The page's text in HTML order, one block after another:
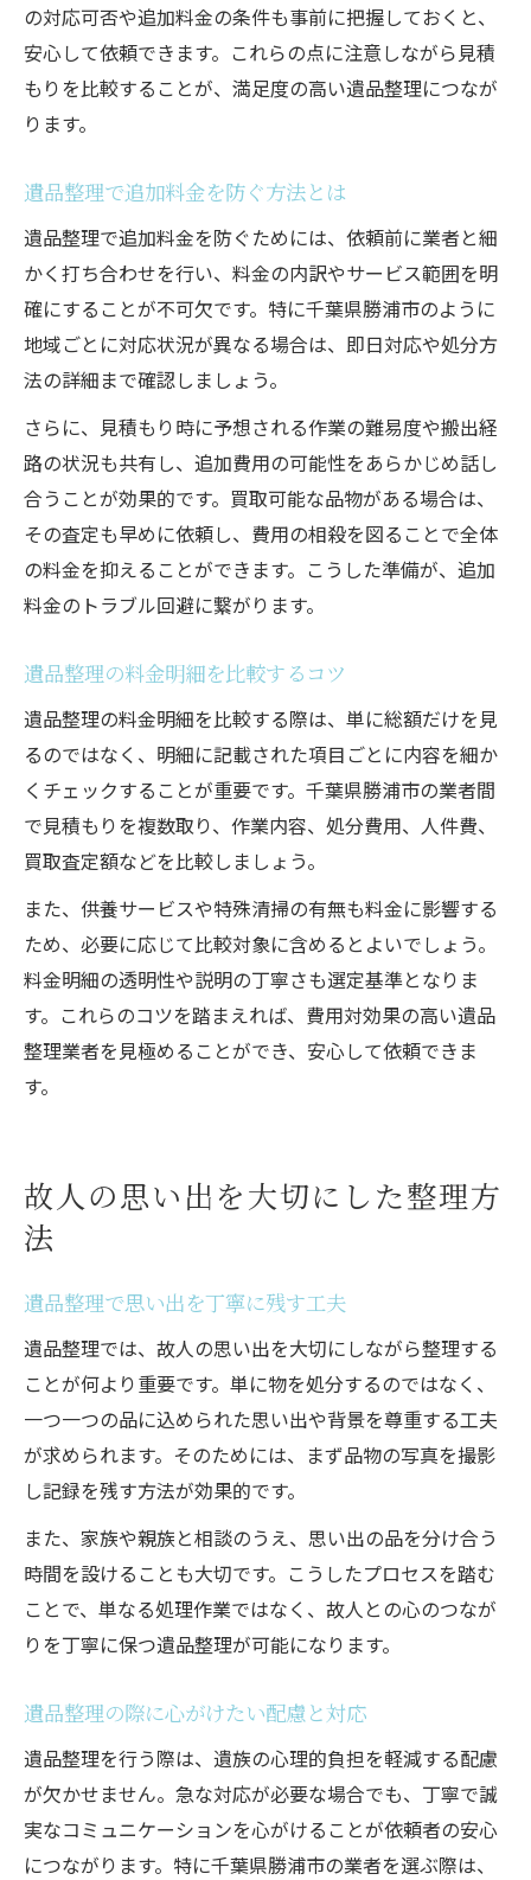
の対応可否や追加料金の条件も事前に把握しておくと、
安心して依頼できます。これらの点に注意しながら見積
もりを比較することが、満足度の高い遺品整理につなが
ります。
遺品整理で追加料金を防ぐ方法とは
遺品整理で追加料金を防ぐためには、依頼前に業者と細
かく打ち合わせを行い、料金の内訳やサービス範囲を明
確にすることが不可欠です。特に千葉県勝浦市のように
地域ごとに対応状況が異なる場合は、即日対応や処分方
法の詳細まで確認しましょう。
さらに、見積もり時に予想される作業の難易度や搬出経
路の状況も共有し、追加費用の可能性をあらかじめ話し
合うことが効果的です。買取可能な品物がある場合は、
その査定も早めに依頼し、費用の相殺を図ることで全体
の料金を抑えることができます。こうした準備が、追加
料金のトラブル回避に繋がります。
遺品整理の料金明細を比較するコツ
遺品整理の料金明細を比較する際は、単に総額だけを見
るのではなく、明細に記載された項目ごとに内容を細か
くチェックすることが重要です。千葉県勝浦市の業者間
で見積もりを複数取り、作業内容、処分費用、人件費、
買取査定額などを比較しましょう。
また、供養サービスや特殊清掃の有無も料金に影響する
ため、必要に応じて比較対象に含めるとよいでしょう。
料金明細の透明性や説明の丁寧さも選定基準となりま
す。これらのコツを踏まえれば、費用対効果の高い遺品
整理業者を見極めることができ、安心して依頼できま
す。
故人の思い出を大切にした整理方
法
遺品整理で思い出を丁寧に残す工夫
遺品整理では、故人の思い出を大切にしながら整理する
ことが何より重要です。単に物を処分するのではなく、
一つ一つの品に込められた思い出や背景を尊重する工夫
が求められます。そのためには、まず品物の写真を撮影
し記録を残す方法が効果的です。
また、家族や親族と相談のうえ、思い出の品を分け合う
時間を設けることも大切です。こうしたプロセスを踏む
ことで、単なる処理作業ではなく、故人との心のつなが
りを丁寧に保つ遺品整理が可能になります。
遺品整理の際に心がけたい配慮と対応
遺品整理を行う際は、遺族の心理的負担を軽減する配慮
が欠かせません。急な対応が必要な場合でも、丁寧で誠
実なコミュニケーションを心がけることが依頼者の安心
につながります。特に千葉県勝浦市の業者を選ぶ際は、